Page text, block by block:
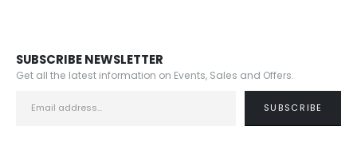
SUBSCRIBE NEWSLETTER
Get all the latest information on Events, Sales and Offers.